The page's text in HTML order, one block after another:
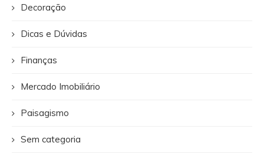
Decoração
Dicas e Dúvidas
Finanças
Mercado Imobiliário
Paisagismo
Sem categoria